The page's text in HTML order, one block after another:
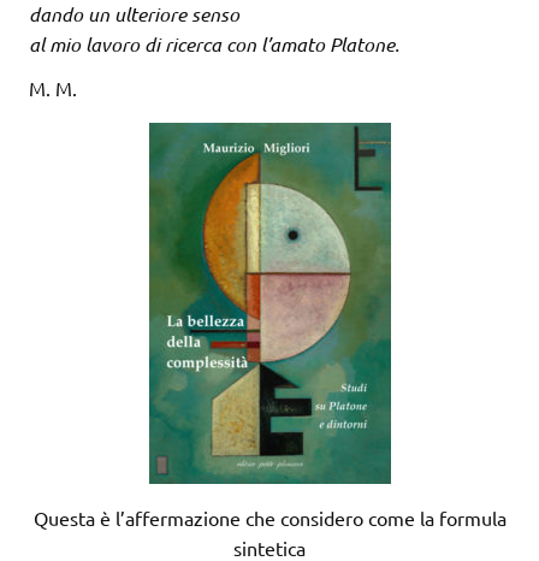
dando un ulteriore senso
al mio lavoro di ricerca con l’amato Platone.
M. M.
Questa è l’affermazione che considero come la formula
sintetica